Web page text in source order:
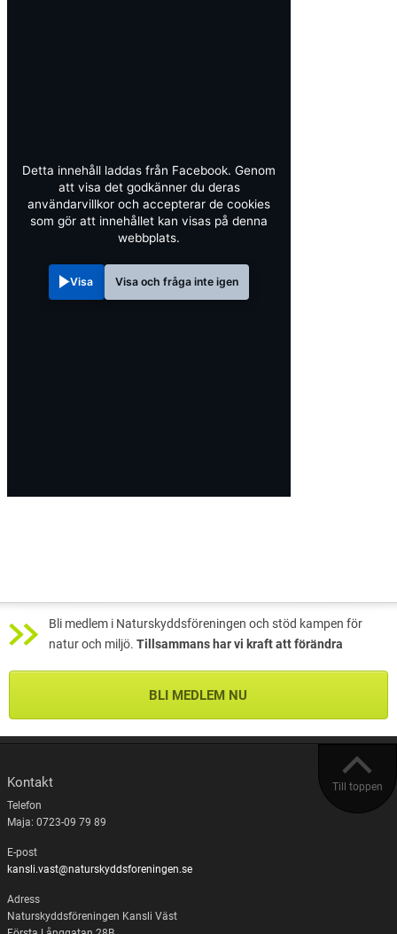
Detta innehåll laddas från Facebook. Genom
att visa det godkänner du deras
användarvillkor och accepterar de cookies
som gör att innehållet kan visas på denna
webbplats.
Visa Visa och fråga inte igen
Bli medlem i Naturskyddsföreningen och stöd kampen för
natur och miljö. Tillsammans har vi kraft att förändra
BLI MEDLEM NU
Till toppen
Kontakt
Telefon
Maja: 0723-09 79 89
E-post
kansli.vast@naturskyddsforeningen.se
Adress
Naturskyddsföreningen Kansli Väst